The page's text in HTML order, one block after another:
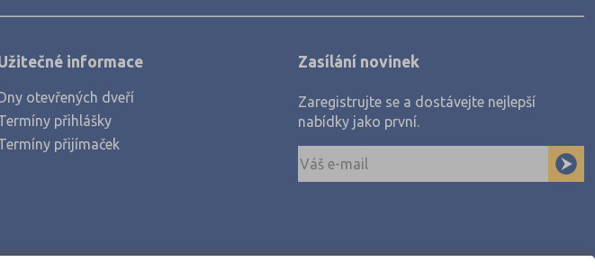
informace
otevřených dveří
přihlášky
přijímaček
Zasílání novinek
Zaregistrujte se a dostávejte nejlepší
nabídky jako první.